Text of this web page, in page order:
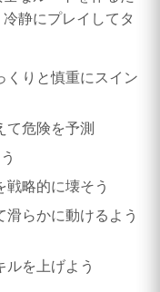
静にプレイしてタ
くりと慎重にスイン
て危険を予測
戦略的に壊そう
らかに動けるよう
ルを上げよう